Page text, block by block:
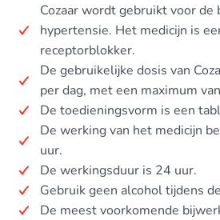
Cozaar wordt gebruikt voor de
hypertensie. Het medicijn is
receptorblokker.
De gebruikelijke dosis van
per dag, met een maximum
De toedieningsvorm is een
De werking van het medicijn
uur.
De werkingsduur is 24 uur.
Gebruik geen alcohol tijdens
De meest voorkomende